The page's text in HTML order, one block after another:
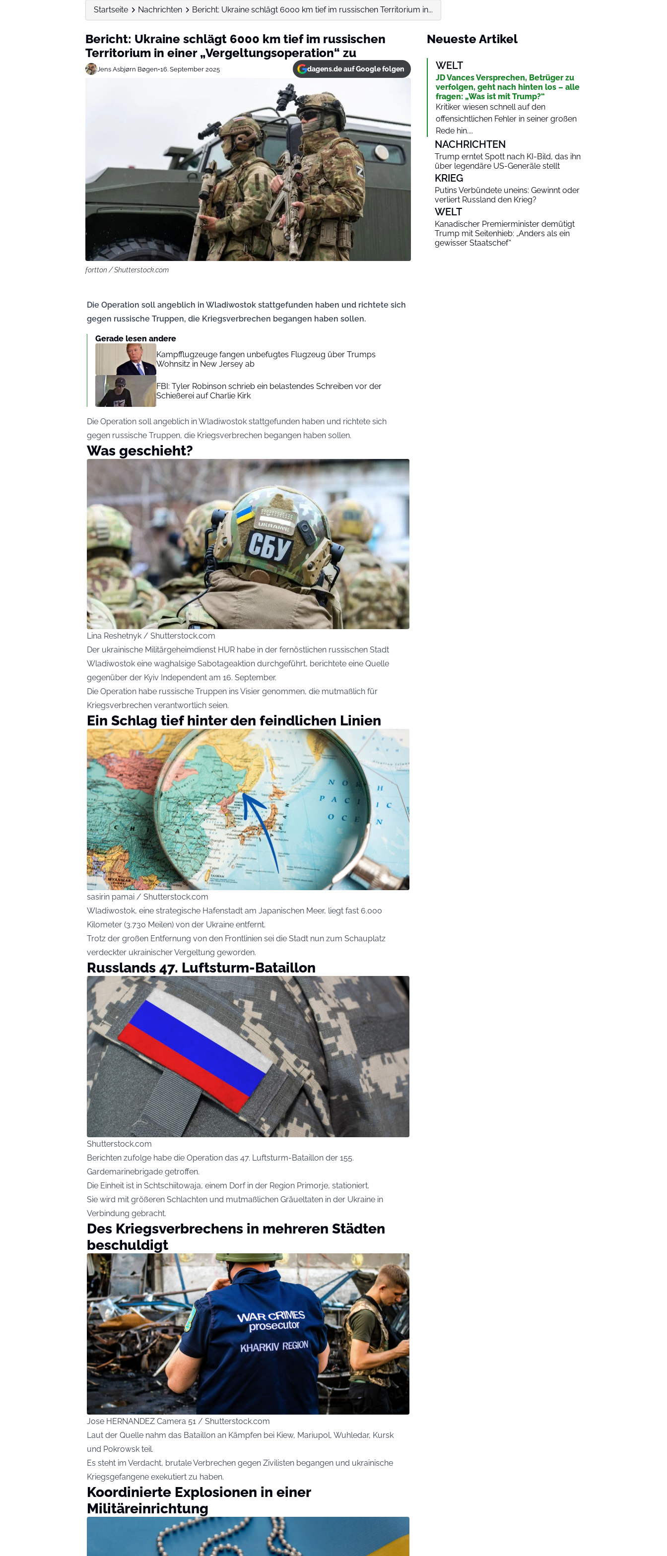
Startseite Nachrichten Bericht: Ukraine schlägt 6000 km tief im russischen Territorium in...
Bericht: Ukraine schlägt 6000 km tief im russischen
Territorium in einer „Vergeltungsoperation“ zu
Jens Asbjørn Bøgen•16. September 2025 dagens.de auf Google folgen
fortton / Shutterstock.com
Die Operation soll angeblich in Wladiwostok stattgefunden haben und richtete sich
gegen russische Truppen, die Kriegsverbrechen begangen haben sollen.
Gerade lesen andere
Kampfflugzeuge fangen unbefugtes Flugzeug über Trumps
Wohnsitz in New Jersey ab
FBI: Tyler Robinson schrieb ein belastendes Schreiben vor der
Schießerei auf Charlie Kirk
Die Operation soll angeblich in Wladiwostok stattgefunden haben und richtete sich
gegen russische Truppen, die Kriegsverbrechen begangen haben sollen.
Was geschieht?
Lina Reshetnyk / Shutterstock.com
Der ukrainische Militärgeheimdienst HUR habe in der fernöstlichen russischen Stadt
Wladiwostok eine waghalsige Sabotageaktion durchgeführt, berichtete eine Quelle
gegenüber der Kyiv Independent am 16. September.
Die Operation habe russische Truppen ins Visier genommen, die mutmaßlich für
Kriegsverbrechen verantwortlich seien.
Ein Schlag tief hinter den feindlichen Linien
sasirin pamai / Shutterstock.com
Wladiwostok, eine strategische Hafenstadt am Japanischen Meer, liegt fast 6.000
Kilometer (3.730 Meilen) von der Ukraine entfernt.
Trotz der großen Entfernung von den Frontlinien sei die Stadt nun zum Schauplatz
verdeckter ukrainischer Vergeltung geworden.
Russlands 47. Luftsturm-Bataillon
Shutterstock.com
Berichten zufolge habe die Operation das 47. Luftsturm-Bataillon der 155.
Gardemarinebrigade getroffen.
Die Einheit ist in Schtschiitowaja, einem Dorf in der Region Primorje, stationiert.
Sie wird mit größeren Schlachten und mutmaßlichen Gräueltaten in der Ukraine in
Verbindung gebracht.
Des Kriegsverbrechens in mehreren Städten
beschuldigt
Jose HERNANDEZ Camera 51 / Shutterstock.com
Laut der Quelle nahm das Bataillon an Kämpfen bei Kiew, Mariupol, Wuhledar, Kursk
und Pokrowsk teil.
Es steht im Verdacht, brutale Verbrechen gegen Zivilisten begangen und ukrainische
Kriegsgefangene exekutiert zu haben.
Koordinierte Explosionen in einer
Militäreinrichtung
Neueste Artikel
WELT
JD Vances Versprechen, Betrüger zu
verfolgen, geht nach hinten los – alle
fragen: „Was ist mit Trump?“
Kritiker wiesen schnell auf den
offensichtlichen Fehler in seiner großen
Rede hin....
NACHRICHTEN
Trump erntet Spott nach KI-Bild, das ihn
über legendäre US-Generäle stellt
KRIEG
Putins Verbündete uneins: Gewinnt oder
verliert Russland den Krieg?
WELT
Kanadischer Premierminister demütigt
Trump mit Seitenhieb: „Anders als ein
gewisser Staatschef“